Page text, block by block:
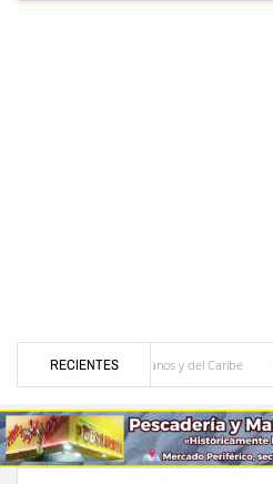
RECIENTES
Centroamericanos y del Caribe